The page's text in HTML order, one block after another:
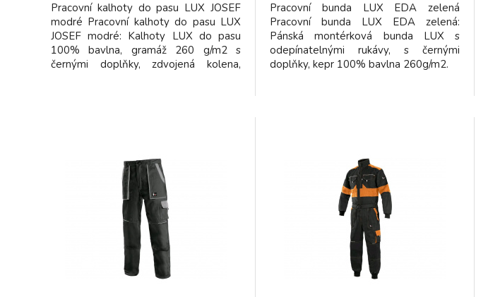
Pracovní kalhoty do pasu LUX JOSEF
modré Pracovní kalhoty do pasu LUX
JOSEF modré: Kalhoty LUX do pasu
100% bavlna, gramáž 260 g/m2 s
černými doplňky, zdvojená kolena,
Pracovní bunda LUX EDA zelená
Pracovní bunda LUX EDA zelená:
Pánská montérková bunda LUX s
odepínatelnými rukávy, s černými
doplňky, kepr 100% bavlna 260g/m2.